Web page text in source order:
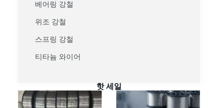
베어링 강철
위조 강철
스프링 강철
티타늄 와이어
핫 세일